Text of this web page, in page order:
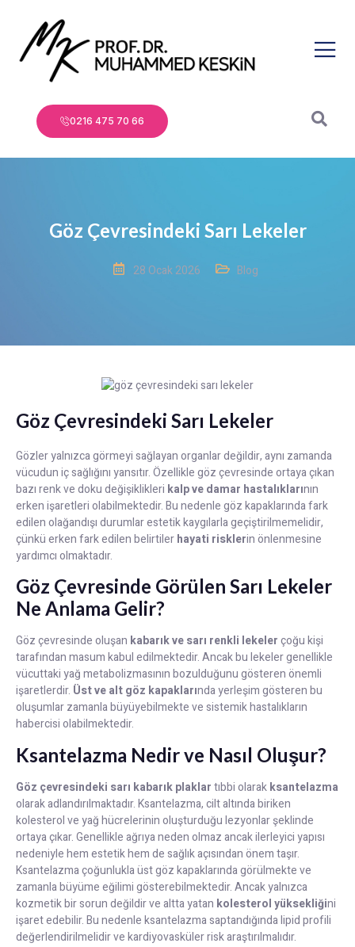
0216 475 70 66
Göz Çevresindeki Sarı Lekeler
28 Ocak 2026 Blog
Göz Çevresindeki Sarı Lekeler
Gözler yalnızca görmeyi sağlayan organlar değildir, aynı zamanda
vücudun iç sağlığını yansıtır. Özellikle göz çevresinde ortaya çıkan
bazı renk ve doku değişiklikleri kalp ve damar hastalıklarının
erken işaretleri olabilmektedir. Bu nedenle göz kapaklarında fark
edilen olağandışı durumlar estetik kaygılarla geçiştirilmemelidir,
çünkü erken fark edilen belirtilerhayati risklerin önlenmesine
yardımcı olmaktadır.
Göz Çevresinde Görülen Sarı Lekeler
Ne Anlama Gelir?
Göz çevresinde oluşan kabarık ve sarı renkli lekelerçoğu kişi
tarafından masum kabul edilmektedir. Ancak bu lekeler genellikle
vücuttaki yağ metabolizmasının bozulduğunu gösteren önemli
işaretlerdir. Üst ve alt göz kapaklarında yerleşim gösteren bu
oluşumlar zamanla büyüyebilmekte ve sistemik hastalıkların
habercisi olabilmektedir.
Ksantelazma Nedir ve Nasıl Oluşur?
Göz çevresindeki sarı kabarık plaklartıbbi olarakksantelazma
olarak adlandırılmaktadır. Ksantelazma, cilt altında biriken
kolesterol ve yağ hücrelerinin oluşturduğu lezyonlar şeklinde
ortaya çıkar. Genellikle ağrıya neden olmaz ancak ilerleyici yapısı
nedeniyle hem estetik hem de sağlık açısından önem taşır.
Ksantelazma çoğunlukla üst göz kapaklarında görülmekte ve
zamanla büyüme eğilimi gösterebilmektedir. Ancak yalnızca
kozmetik bir sorun değildir ve altta yatan kolesterol yüksekliğini
işaret edebilir. Bu nedenle ksantelazma saptandığında lipid profili
değerlendirilmelidir ve kardiyovasküler risk araştırılmalıdır.